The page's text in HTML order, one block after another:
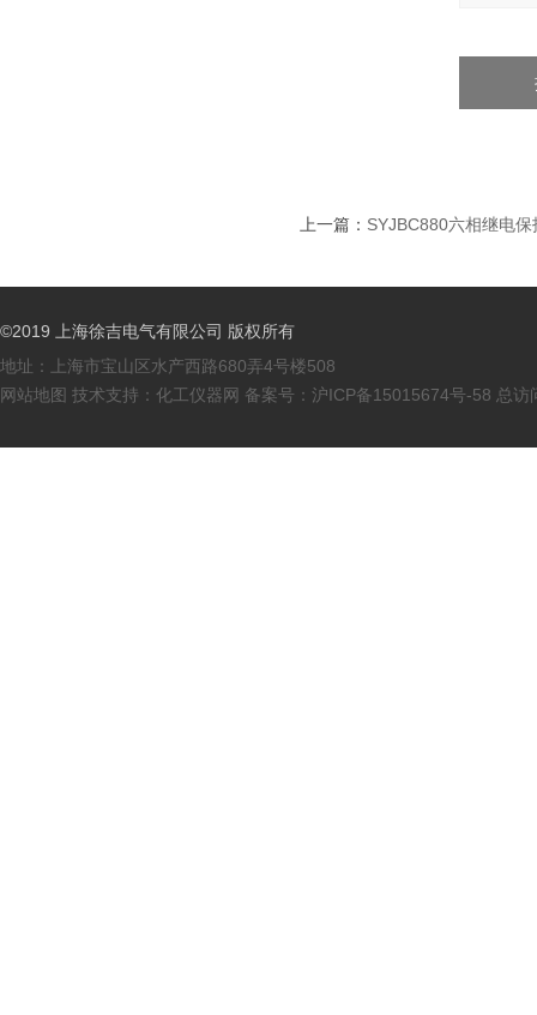
上一篇： SYJBC880六相继电
©2019 上海徐吉电气有限公司 版权所有
地址：上海市宝山区水产西路680弄4号楼508
网站地图 技术支持： 化工仪器网 备案号： 沪ICP备15015674号-58 总访